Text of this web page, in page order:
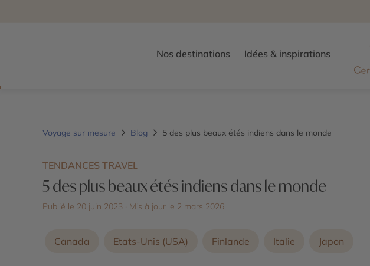
Nos destinations Idées & inspirations
Voyage sur mesure Blog 5 des plus beaux étés indiens dans le monde
TENDANCES TRAVEL
5 des plus beaux étés indiens dans le monde
Publié le 20 juin 2023 · Mis à jour le 2 mars 2026
Canada Etats-Unis (USA) Finlande Italie Japon